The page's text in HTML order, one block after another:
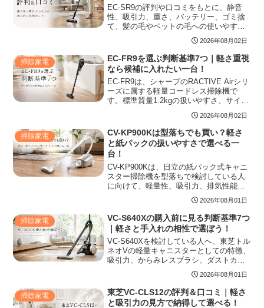
EC-SR9の評判や口コミをもとに、静音
性、吸引力、重さ、バッテリー、ゴミ捨
て、髪の毛やペットの毛への使いやすさ
を整理しました。良い口コミだけでなく
悪い口コミの背景も確認し、EC-SR10や
型落ちモデルとの違い、安く買う前の注
意点まで購入前に判断しやすくまとめて
います。
2026年08月02日
掃除家電
EC-FR9を選ぶ判断基準7つ｜軽さ重視
なら候補に入れたい一台！
EC-FR9は、シャープのRACTIVE Airシリ
ーズに属する軽量コードレス掃除機で
す。標準質量1.2kgの扱いやすさ、サイク
ロン式の特徴、運転時間、口コミで多い
評価、EC-FR7やEC-FR10との違い、購入
前の注意点まで整理し、軽さ重視で選ぶ
べきか判断できる内容にまとめていま
す。
2026年08月02日
掃除家電
CV-KP900Kは型落ちでも買い？軽さ
と紙パックの扱いやすさで選べる一
台！
CV-KP900Kは、日立の紙パック式キャニ
スター掃除機を型落ちで検討している人
に向けて、軽量性、吸引力、排気性能、
ヘッド機能、紙パック交換、後継機との
違い、購入前の注意点を整理し、価格だ
けでなく生活動線に合うかまで判断でき
る内容です。
2026年08月01日
掃除家電
VC-S640Xの購入前に見る判断基準7つ
｜軽さと手入れの相性で選ぼう！
VC-S640Xを検討している人へ、東芝トル
ネオVの軽量キャニスターとしての特徴、
吸引力、からみレスブラシ、ダストカッ
プの手入れ、VC-S650Xや上位機との違
い、生産終了品を選ぶ際の注意点まで整
理し、価格だけで判断しない選び方を紹
介します。
2026年08月01日
掃除家電
東芝VC-CLS12の評判＆口コミ｜軽さ
と吸引力の見方で納得して選べる！